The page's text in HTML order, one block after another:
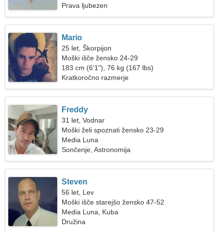
Prava ljubezen
Mario
25 let, Škorpijon
Moški išče žensko 24-29
183 cm (6'1"), 76 kg (167 lbs)
Kratkoročno razmerje
Freddy
31 let, Vodnar
Moški želi spoznati žensko 23-29
Media Luna
Sončenje, Astronomija
Steven
56 let, Lev
Moški išče starejšo žensko 47-52
Media Luna, Kuba
Družina